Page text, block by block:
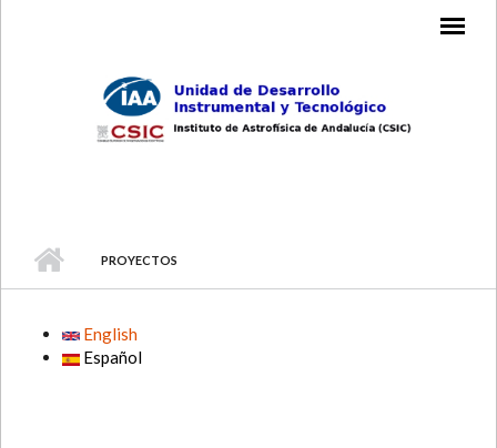
PROYECTOS
English
Español